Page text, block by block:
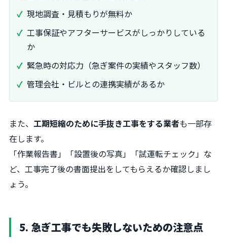
現地調査・見積もりが無料か
工事保証やアフターサービスがしっかりしている
か
緊急時の対応力（急ぎ案件の実績やスタッフ数）
管理会社・ビルとの連携実績があるか
また、 工期短縮のために手抜き工事をする業者も一部存
在します。
「作業報告書」「設置後の写真」「試運転チェック」な
ど、工事完了後の書面提出をしてもらえるか確認しまし
ょう。
5. 急ぎ工事でも失敗しないための注意点